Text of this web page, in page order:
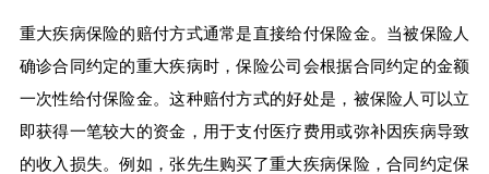
重大疾病保险的赔付方式通常是直接给付保险金。当被保险人
确诊合同约定的重大疾病时，保险公司会根据合同约定的金额
一次性给付保险金。这种赔付方式的好处是，被保险人可以立
即获得一笔较大的资金，用于支付医疗费用或弥补因疾病导致
的收入损失。例如，张先生购买了重大疾病保险，合同约定保